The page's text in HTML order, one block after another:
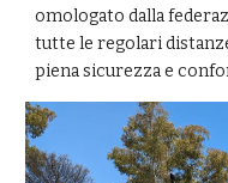
omologato dalla
tutte le regolari
piena sicurezza e